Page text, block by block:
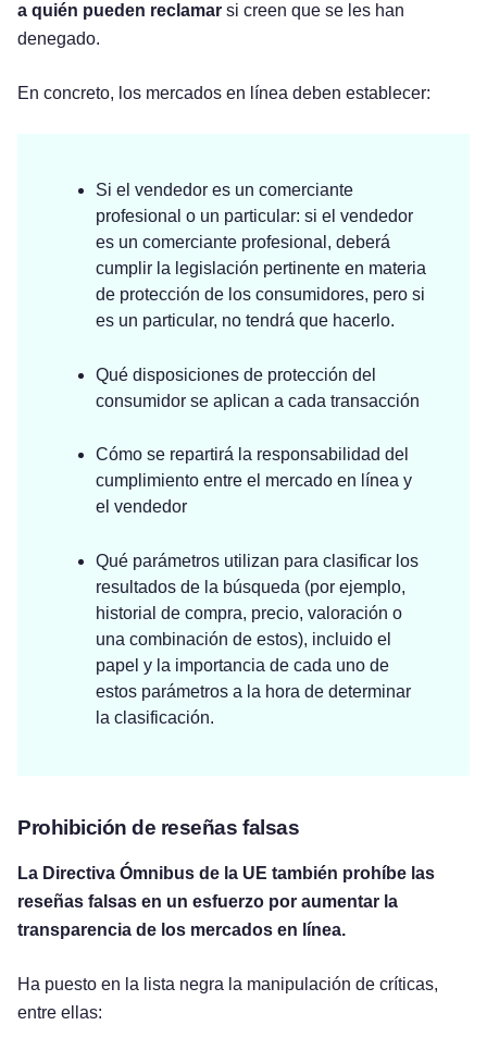
a quién pueden reclamar si creen que se les han
denegado.
En concreto, los mercados en línea deben establecer:
Si el vendedor es un comerciante
profesional o un particular: si el vendedor
es un comerciante profesional, deberá
cumplir la legislación pertinente en materia
de protección de los consumidores, pero si
es un particular, no tendrá que hacerlo.
Qué disposiciones de protección del
consumidor se aplican a cada transacción
Cómo se repartirá la responsabilidad del
cumplimiento entre el mercado en línea y
el vendedor
Qué parámetros utilizan para clasificar los
resultados de la búsqueda (por ejemplo,
historial de compra, precio, valoración o
una combinación de estos), incluido el
papel y la importancia de cada uno de
estos parámetros a la hora de determinar
la clasificación.
Prohibición de reseñas falsas
La Directiva Ómnibus de la UE también prohíbe las
reseñas falsas en un esfuerzo por aumentar la
transparencia de los mercados en línea.
Ha puesto en la lista negra la manipulación de críticas,
entre ellas: